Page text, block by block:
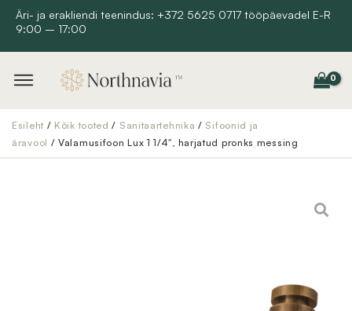
Skip
content
Äri- ja erakliendi teenindus: +372 5625 0717 tööpäevadel E-R
9:00 – 17:00
Esileht / Kõik tooted / Sanitaartehnika / Sifoonid ja
äravool / Valamusifoon Lux 1 1/4″, harjatud pronks messing